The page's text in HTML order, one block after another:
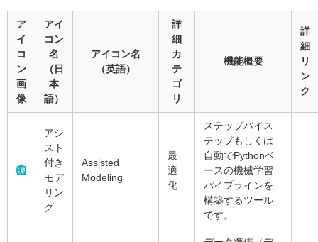
ア
イ
コ
ン
画
像
アイ
コン
名
（日
本
語）
アイコン名
（英語）
詳
細
カ
テ
ゴ
リ
機能概要
詳
細
リ
ン
ク
アシ
スト
付き
モデ
リン
グ
Assisted
Modeling
最
適
化
ステップバイス
テップもしくは
自動でPythonベ
ースの機械学習
パイプラインを
構築するツール
です。